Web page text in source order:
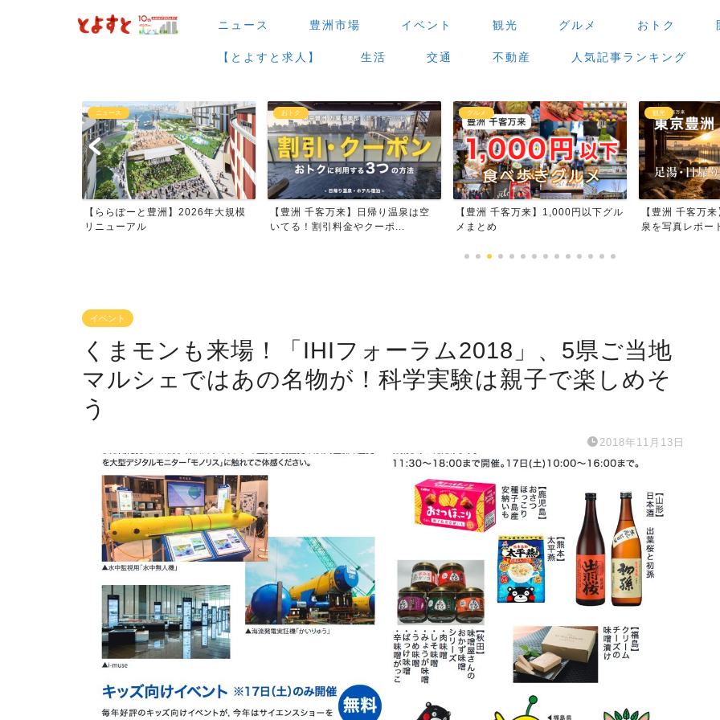
ニュース 豊洲市場 イベント 観光 グルメ おトク
【とよすと求人】 生活 交通 不動産 人気記事ランキング
おトク
【豊洲 千客万来】日帰り温泉は空
いてる！割引料金やクーポ...
グルメ
【豊洲 千客万来】1,000円以下グル
メまとめ
観光
【豊洲 千客万来】足湯・日帰り温
泉を写真レポート
グルメ
【豊洲 千客
場」で食べ
イベント
くまモンも来場！「IHIフォーラム2018」、5県ご当地
マルシェではあの名物が！科学実験は親子で楽しめそ
う
2018年11月13日